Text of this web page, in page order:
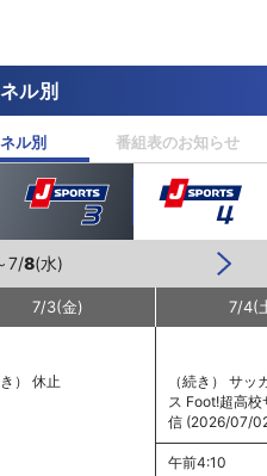
ル別
ル別 番組表のお知らせ
7/8(水)
7/3(金) 7/4(
き） 休止
（続き） サッ
ス Foot!超高校
信 (2026/07/
午前4:10